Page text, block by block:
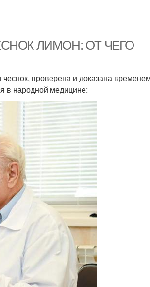
ЛИМОН: ОТ ЧЕГО
проверена и доказана
в народной медицине: